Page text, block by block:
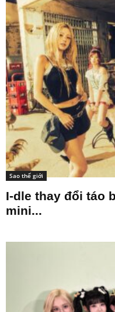
Sao thế giới
I-dle thay đổi táo
mini...